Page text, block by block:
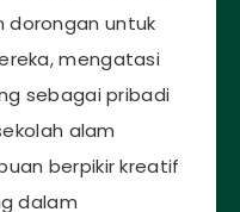
dorongan untuk
mengatasi
sebagai pribadi
alam
berpikir kreatif
dalam